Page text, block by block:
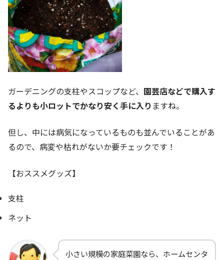
ガーデニングの支柱やスコップなど、 園芸店などで購入す
るよりも小ロットでかなり安く手に入り ますね。
但し、中には病気になっているものも並んでいることがあ
るので、病変や枯れがないか要チェックです！
【おススメグッズ】
支柱
ネット
小さい規模の家庭菜園なら、ホームセンタ